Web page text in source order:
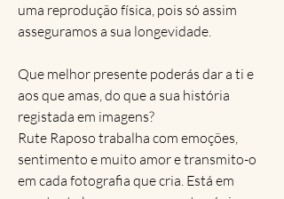
uma reprodução física, pois só assim
asseguramos a sua longevidade.
Que melhor presente poderás dar a ti e
aos que amas, do que a sua história
registada em imagens?
Rute Raposo trabalha com emoções,
sentimento e muito amor e transmito-o
em cada fotografia que cria. Está em